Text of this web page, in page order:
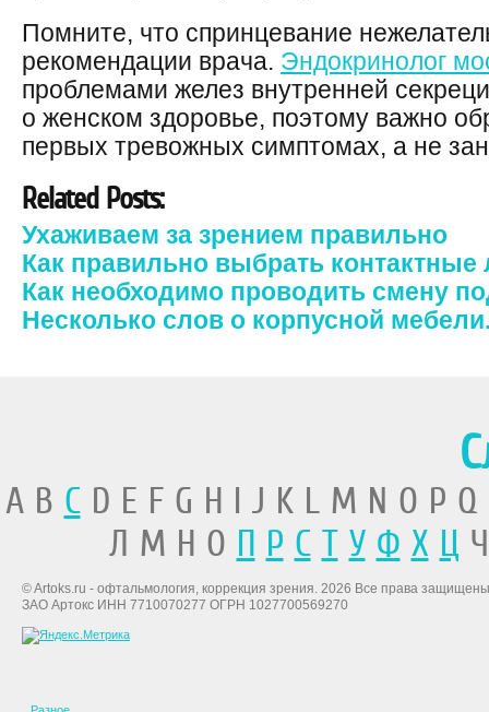
Помните, что спринцевание
рекомендации врача. Эндокринолог
проблемами желез внутренней
о женском здоровье, поэтому важно
первых тревожных симптомах, а не
Related Posts:
Ухаживаем за зрением правильно
Как правильно выбрать контактные
Как необходимо проводить смену
Несколько слов о корпусной
A B CD E F G H I J K L M N O P
Л М Н О П Р С Т У Ф Х Ц
© Artoks.ru - офтальмология, коррекция зрения. 2026 Все права
ЗАО Артокс ИНН 7710070277 ОГРН 1027700569270